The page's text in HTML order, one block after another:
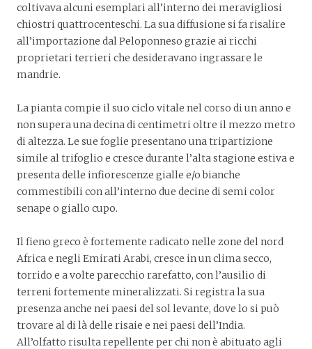
coltivava alcuni esemplari all’interno dei meravigliosi
chiostri quattrocenteschi. La sua diffusione si fa risalire
all’importazione dal Peloponneso grazie ai ricchi
proprietari terrieri che desideravano ingrassare le
mandrie.
La pianta compie il suo ciclo vitale nel corso di un anno e
non supera una decina di centimetri oltre il mezzo metro
di altezza. Le sue foglie presentano una tripartizione
simile al trifoglio e cresce durante l’alta stagione estiva e
presenta delle infiorescenze gialle e/o bianche
commestibili con all’interno due decine di semi color
senape o giallo cupo.
Il fieno greco è fortemente radicato nelle zone del nord
Africa e negli Emirati Arabi, cresce in un clima secco,
torrido e a volte parecchio rarefatto, con l’ausilio di
terreni fortemente mineralizzati. Si registra la sua
presenza anche nei paesi del sol levante, dove lo si può
trovare al di là delle risaie e nei paesi dell’India.
All’olfatto risulta repellente per chi non è abituato agli